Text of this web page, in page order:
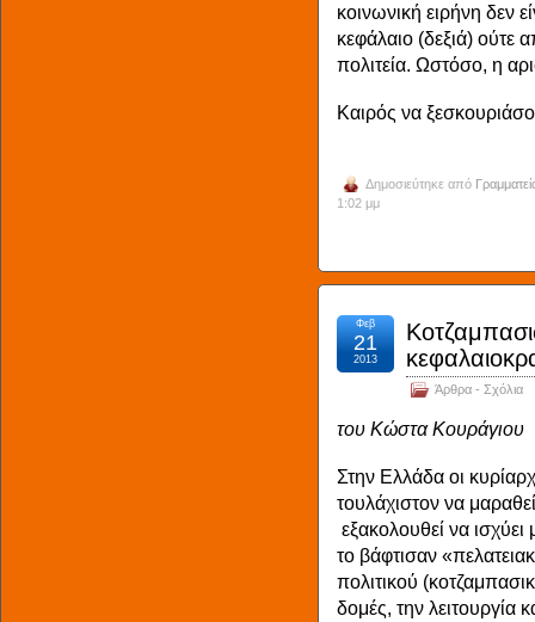
κοινωνική ειρήνη δεν
κεφάλαιο (δεξιά) ούτε
πολιτεία. Ωστόσο, η
Καιρός να
Δημοσιεύτηκε από
1:02 μμ
Άρθρα - Σχόλια
Φεβ
21
2013
του Κώστα Κουράγιου
Στην Ελλάδα οι
τουλάχιστον να
εξακολουθεί να
το βάφτισαν
πολιτικού
δομές, την λειτουργία